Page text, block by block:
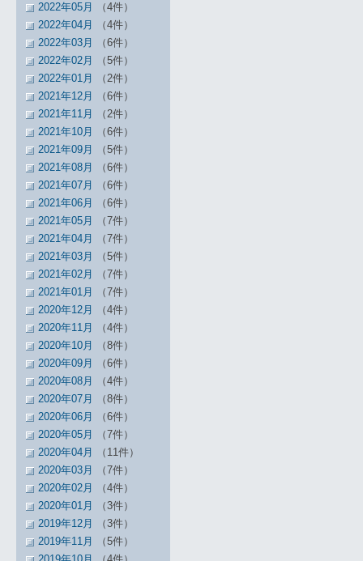
2022年05月
（4件）
2022年04月
（4件）
2022年03月
（6件）
2022年02月
（5件）
2022年01月
（2件）
2021年12月
（6件）
2021年11月
（2件）
2021年10月
（6件）
2021年09月
（5件）
2021年08月
（6件）
2021年07月
（6件）
2021年06月
（6件）
2021年05月
（7件）
2021年04月
（7件）
2021年03月
（5件）
2021年02月
（7件）
2021年01月
（7件）
2020年12月
（4件）
2020年11月
（4件）
2020年10月
（8件）
2020年09月
（6件）
2020年08月
（4件）
2020年07月
（8件）
2020年06月
（6件）
2020年05月
（7件）
2020年04月
（11件）
2020年03月
（7件）
2020年02月
（4件）
2020年01月
（3件）
2019年12月
（3件）
2019年11月
（5件）